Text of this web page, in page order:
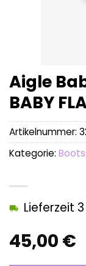
Aigle
BABY
45,00 €
Lieferzeit
Artikelnummer:
Kategorie: Boots